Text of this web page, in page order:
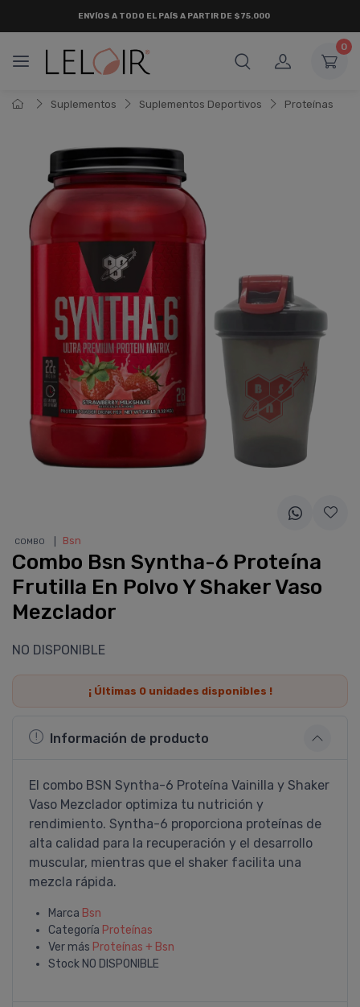
ENVÍOS A TODO EL PAÍS A PARTIR DE $75.000
0
Suplementos Suplementos Deportivos Proteí­nas
COMBO Bsn
Combo Bsn Syntha-6 Proteína
Frutilla En Polvo Y Shaker Vaso
Mezclador
NO DISPONIBLE
¡ Últimas 0unidades disponibles !
Información de producto
El combo BSN Syntha-6 Proteína Vainilla y Shaker
Vaso Mezclador optimiza tu nutrición y
rendimiento. Syntha-6 proporciona proteínas de
alta calidad para la recuperación y el desarrollo
muscular, mientras que el shaker facilita una
mezcla rápida.
Marca Bsn
Categoría Proteí­nas
Ver más Proteí­nas + Bsn
Stock NO DISPONIBLE